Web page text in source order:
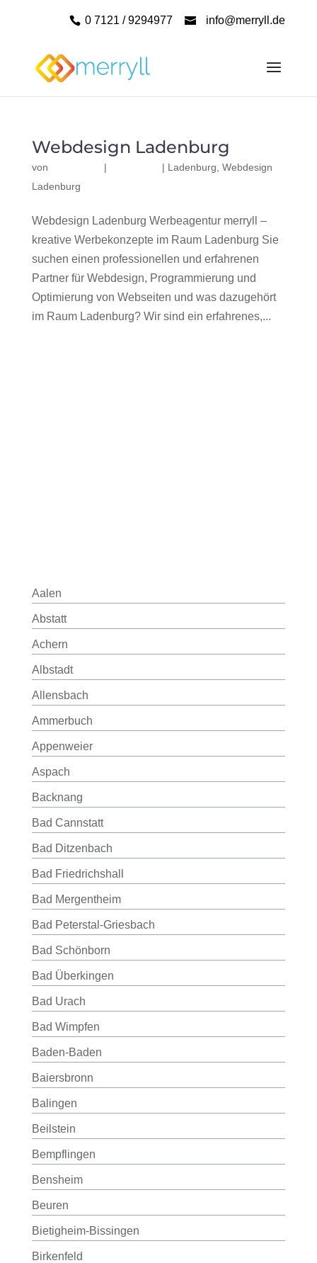
0 7121 / 9294977 info@merryll.de
Webdesign Ladenburg
von | | Ladenburg Webdesign
Ladenburg
Webdesign Ladenburg Werbeagentur merryll –
kreative Werbekonzepte im Raum Ladenburg Sie
suchen einen professionellen und erfahrenen
Partner für Webdesign, Programmierung und
Optimierung von Webseiten und was dazugehört
im Raum Ladenburg? Wir sind ein erfahrenes,...
Aalen
Abstatt
Achern
Albstadt
Allensbach
Ammerbuch
Appenweier
Aspach
Backnang
Bad Cannstatt
Bad Ditzenbach
Bad Friedrichshall
Bad Mergentheim
Bad Peterstal-Griesbach
Bad Schönborn
Bad Überkingen
Bad Urach
Bad Wimpfen
Baden-Baden
Baiersbronn
Balingen
Beilstein
Bempflingen
Bensheim
Beuren
Bietigheim-Bissingen
Birkenfeld